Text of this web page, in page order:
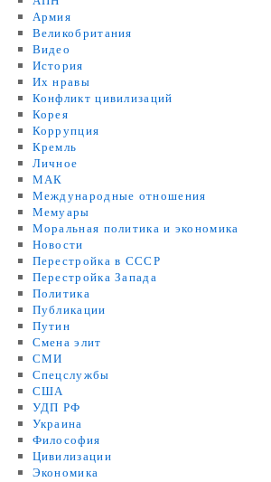
Армия
Великобритания
Видео
История
Их нравы
Конфликт цивилизаций
Корея
Коррупция
Кремль
Личное
МАК
Международные отношения
Мемуары
Моральная политика и экономика
Новости
Перестройка в СССР
Перестройка Запада
Политика
Публикации
Путин
Смена элит
СМИ
Спецслужбы
США
УДП РФ
Украина
Философия
Цивилизации
Экономика